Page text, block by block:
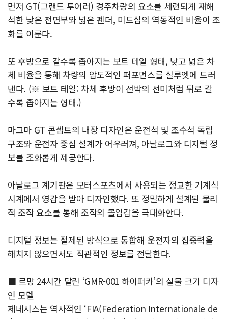
먼저 GT(그랜드 투어러) 경주차량의 요소를 세련되게 재해
석한 낮은 전면부와 넓은 펜더, 미드십의 역동적인 비율이 조
화를 이룬다.
또 후방으로 갈수록 좁아지는 보트 테일 형태, 낮고 넓은 차
체 비율을 통해 차량의 압도적인 퍼포먼스를 실루엣에 드러
낸다. (※ 보트 테일: 차체 후방이 선박의 선미처럼 뒤로 갈
수록 좁아지는 형태.)
마그마 GT 콘셉트의 내장 디자인은 운전석 및 조수석 독립
구조와 운전자 중심 설계가 어우러져, 아날로그와 디지털 정
보를 조화롭게 제공한다.
아날로그 계기판은 모터스포츠에서 사용되는 정교한 기계식
시계에서 영감을 받아 디자인했다. 또 정밀하게 설계된 물리
적 조작 요소를 통해 조작의 몰입감을 극대화한다.
디지털 정보는 절제된 방식으로 통합해 운전자의 집중력을
해치지 않으면서도 직관적인 정보를 전달한다.
■ 르망 24시간 달린 ‘GMR-001 하이퍼카’의 실물 크기 디자
인 모델
제네시스는 역사적인 ‘FIA(Federation Internationale de